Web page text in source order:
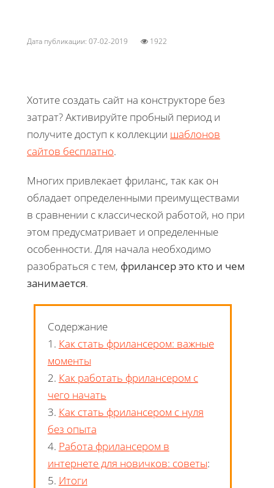
Дата публикации: 07-02-2019 1922
Хотите создать сайт на конструкторе без
затрат? Активируйте пробный период и
получите доступ к коллекции шаблонов
сайтов бесплатно.
Многих привлекает фриланс, так как он
обладает определенными преимуществами
в сравнении с классической работой, но при
этом предусматривает и определенные
особенности. Для начала необходимо
разобраться с тем, фрилансер это кто и чем
занимается.
Содержание
1. Как стать фрилансером: важные
моменты
2. Как работать фрилансером с
чего начать
3. Как стать фрилансером с нуля
без опыта
4. Работа фрилансером в
интернете для новичков: советы:
5. Итоги